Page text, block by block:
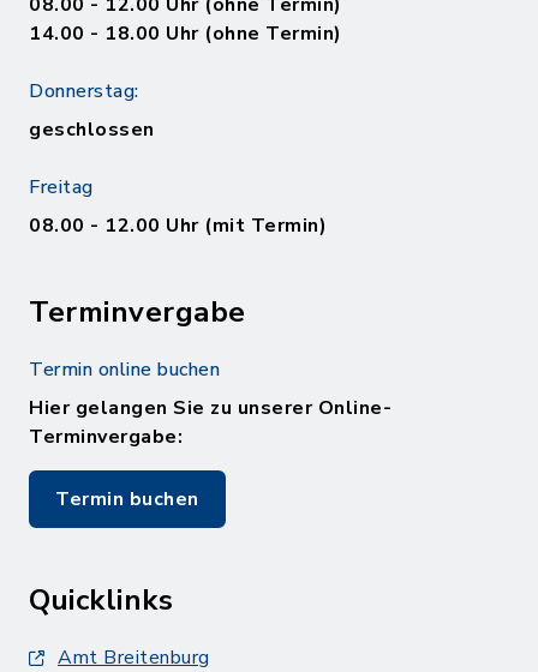
14.00 - 18.00 Uhr (ohne Termin)
Donnerstag:
geschlossen
Freitag
08.00 - 12.00 Uhr (mit Termin)
Terminvergabe
Termin online buchen
Hier gelangen Sie zu unserer Online-
Terminvergabe:
Termin buchen
Quicklinks
Amt Breitenburg